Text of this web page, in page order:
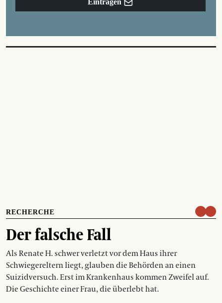
Eintragen
RECHERCHE
Der falsche Fall
Als Renate H. schwer verletzt vor dem Haus ihrer
Schwiegereltern liegt, glauben die Behörden an einen
Suizidversuch. Erst im Krankenhaus kommen Zweifel auf.
Die Geschichte einer Frau, die überlebt hat.